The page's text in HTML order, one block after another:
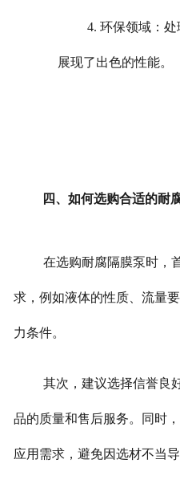
4. 环保领域：
展现了出色的性能。
四、如何选购合适的耐
在选购耐腐隔膜泵时，
求，例如液体的性质、流量
力条件。
其次，建议选择信誉良
品的质量和售后服务。同时
应用需求，避免因选材不当导